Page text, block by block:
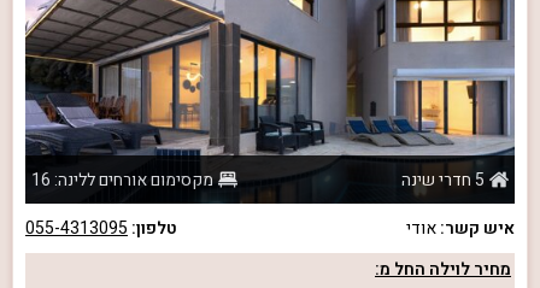
5 חדרי שינה
מקסימום אורחים ללינה: 16
איש קשר:אודי טלפון: 055-4313095
מחיר לוילה החל מ: